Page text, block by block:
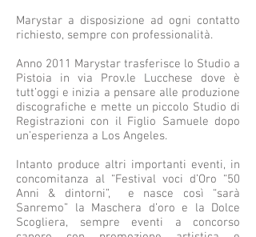
Marystar a disposizione ad ogni contatto
richiesto, sempre con professionalità.
Anno 2011 Marystar trasferisce lo Studio a
Pistoia in via Prov.le Lucchese dove è
tutt’oggi e inizia a pensare alle produzione
discografiche e mette un piccolo Studio di
Registrazioni con il Figlio Samuele dopo
un’esperienza a Los Angeles.
Intanto produce altri importanti eventi, in
concomitanza al “Festival voci d’Oro “50
Anni & dintorni”, e nasce così “sarà
Sanremo” la Maschera d’oro e la Dolce
Scogliera, sempre eventi a concorso